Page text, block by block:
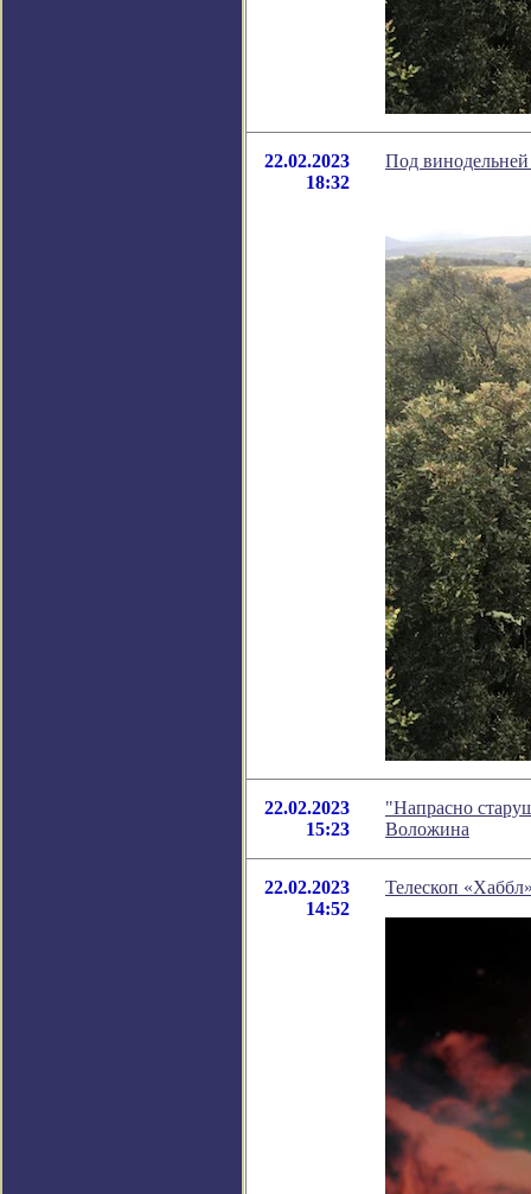
22.02.2023
18:32
Под
22.02.2023
15:23
"Напрасно
Воложина
22.02.2023
14:52
Телескоп